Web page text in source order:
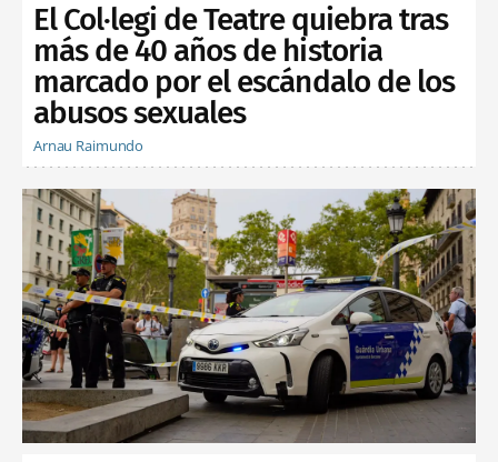
El Col·legi de Teatre quiebra tras
más de 40 años de historia
marcado por el escándalo de los
abusos sexuales
Arnau Raimundo